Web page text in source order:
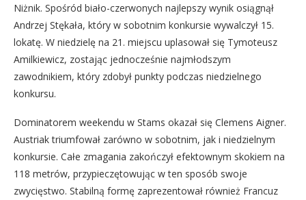
Niżnik. Spośród biało-czerwonych najlepszy wynik osiągnął
Andrzej Stękała, który w sobotnim konkursie wywalczył 15.
lokatę. W niedzielę na 21. miejscu uplasował się Tymoteusz
Amilkiewicz, zostając jednocześnie najmłodszym
zawodnikiem, który zdobył punkty podczas niedzielnego
konkursu.
Dominatorem weekendu w Stams okazał się Clemens Aigner.
Austriak triumfował zarówno w sobotnim, jak i niedzielnym
konkursie. Całe zmagania zakończył efektownym skokiem na
118 metrów, przypieczętowując w ten sposób swoje
zwycięstwo. Stabilną formę zaprezentował również Francuz